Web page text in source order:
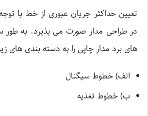
تعیین حداکثر جریان عبوری از خط با
در طراحی مدار صورت می پذیرد. به
های برد مدار چاپی را به دسته بندی های
الف) خطوط سیگنال
ب) خطوط تغذیه